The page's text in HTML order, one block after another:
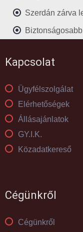
Szerdán zárva
Kapcsolat
Ügyfélszolgálat
Elérhetőségek
Állásajánlatok
GY.I.K.
Közadatkereső
Cégünkről
Cégünkről